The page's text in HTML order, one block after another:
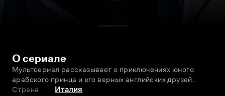
О сериале
Мультсериал рассказывает о приключениях юного
арабского принца и его верных английских друзей.
Страна
Италия